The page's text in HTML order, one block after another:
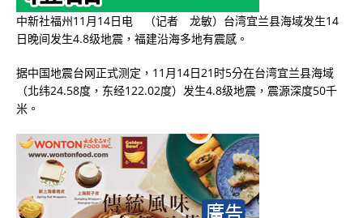
中新社福州11月14日电 （记者 龙敏）台湾宜兰县海域发生14
日晚间发生4.8级地震，福建沿海多地有震感。
据中国地震台网正式测定，11月14日21时5分在台湾宜兰县海域
（北纬24.58度，东经122.02度）发生4.8级地震，震源深度50千
米。